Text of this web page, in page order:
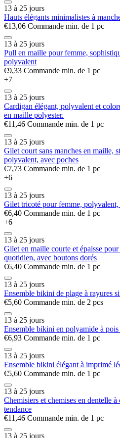
13 à 25 jours
Hauts élégants minimalistes à
€13,06 Commande min. de 1 pc
13 à 25 jours
Pull en maille pour femme,
polyvalent
€9,33 Commande min. de 1 pc
+7
13 à 25 jours
Cardigan élégant, polyvalent et
en maille polyester.
€11,46 Commande min. de 1 pc
13 à 25 jours
Gilet court sans manches en maille,
polyvalent, avec poches
€7,73 Commande min. de 1 pc
+6
13 à 25 jours
Gilet tricoté pour femme,
€6,40 Commande min. de 1 pc
+6
13 à 25 jours
Gilet en maille courte et épaisse
quotidien, avec boutons dorés
€6,40 Commande min. de 1 pc
13 à 25 jours
Ensemble bikini de plage à rayures
€5,60 Commande min. de 2 pcs
13 à 25 jours
Ensemble bikini en polyamide à
€6,93 Commande min. de 1 pc
13 à 25 jours
Ensemble bikini élégant à imprimé
€5,60 Commande min. de 1 pc
13 à 25 jours
Chemisiers et chemises en dentelle
tendance
€11,46 Commande min. de 1 pc
13 à 25 jours